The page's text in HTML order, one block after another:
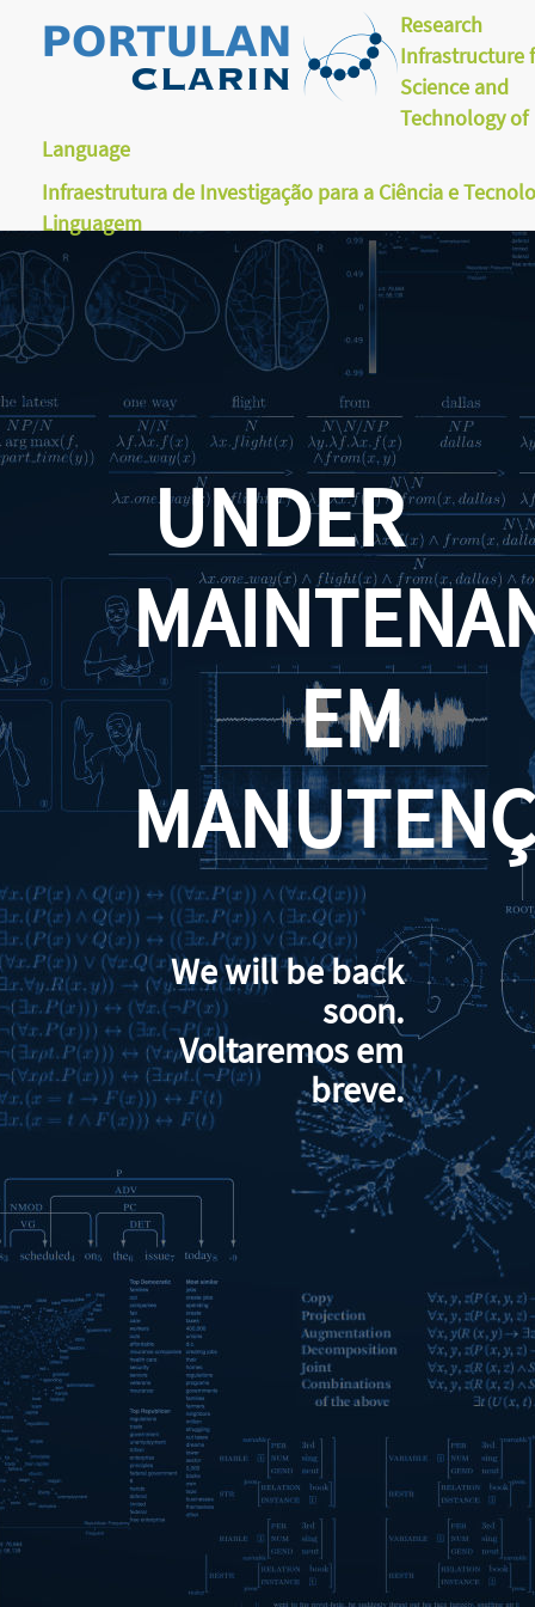
Research
Infrastructure
Science and
Technology of
Language
Infraestrutura de Investigação para a Ciência e
Linguagem
UNDER
EM
We will be back
soon.
Voltaremos em
breve.